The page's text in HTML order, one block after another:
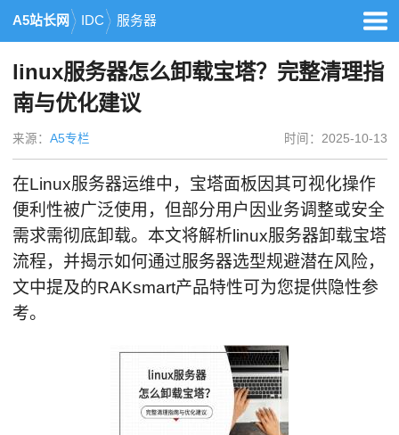
A5站长网 IDC 服务器
linux服务器怎么卸载宝塔？完整清理指
南与优化建议
来源： A5专栏 时间：2025-10-13
在Linux服务器运维中，宝塔面板因其可视化操作
便利性被广泛使用，但部分用户因业务调整或安全
需求需彻底卸载。本文将解析linux服务器卸载宝塔
流程，并揭示如何通过服务器选型规避潜在风险，
文中提及的RAKsmart产品特性可为您提供隐性参
考。